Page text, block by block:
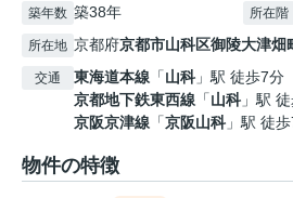
築年数 築38年 所在階
所在地 京都府京都市山科区御陵大津畑
交通 東海道本線 「山科 」駅 徒歩7分
京都地下鉄東西線 「山科 」駅
京阪京津線 「京阪山科 」駅 徒
物件の特徴